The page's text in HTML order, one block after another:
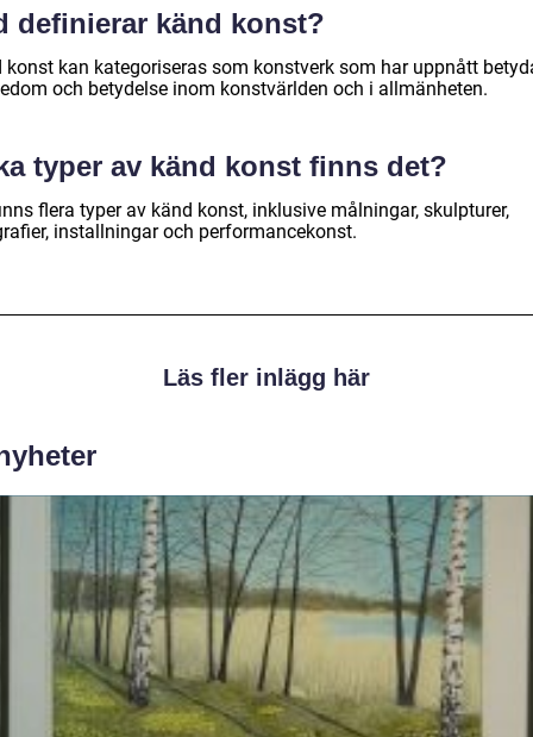
definierar känd konst?
konst kan kategoriseras som konstverk som har uppnått
och betydelse inom konstvärlden och i allmänheten.
typer av känd konst finns det?
flera typer av känd konst, inklusive målningar, skulpturer,
installningar och performancekonst.
Läs fler inlägg här